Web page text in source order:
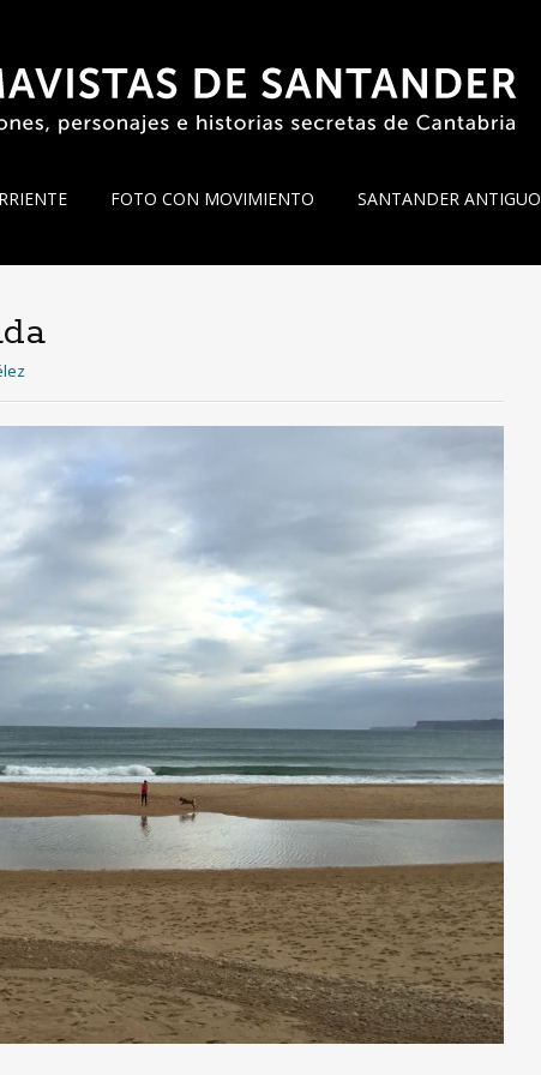
FOTO CON MOVIMIENTO SANTANDER ANTIGUO